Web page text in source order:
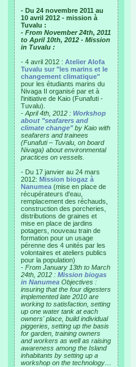
- Du 24 novembre 2011 au
10 avril 2012 - mission à
Tuvalu :
- From November 24th, 2011
to April 10th, 2012 - Mission
in Tuvalu :
- 4 avril 2012 : Atelier Alofa
Tuvalu sur "les marins et le
changement climatique"
pour les étudiants marins du
Nivaga II organisé par et à
l'initiative de Kaio (Funafuti -
Tuvalu).
- April 4th, 2012 : Workshop
about "seafarers and
climate change"by Kaio with
seafarers and trainees
(Funafuti – Tuvalu, on board
Nivaga) about environmental
practices on vessels.
- Du 17 janvier au 24 mars
2012: Mission biogaz à
Nanumea (mise en place de
récupérateurs d'eau,
remplacement des réchauds,
construction des porcheries,
distributions de graines et
mise en place de jardins
potagers, nouveau train de
formation pour un usage
pérenne des 4 unités par les
volontaires et ateliers publics
pour la population)
- From January 13th to March
24th, 2012 : Mission biogas
in Nanumea Objectives :
insuring that the four digesters
implemented late 2010 are
working to satisfaction, setting
up one water tank at each
owners' place, build individual
piggeries, setting up the basis
for garden, training owners
and workers as well as raising
awareness among the Island
inhabitants by setting up a
workshop on the technology…